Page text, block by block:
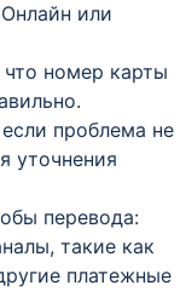
или
что номер карты
проблема не
уточнения
перевода:
такие как
платежные